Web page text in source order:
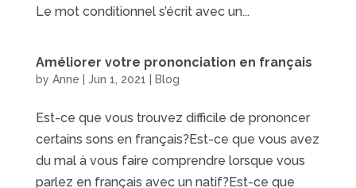
Le mot conditionnel s’écrit avec un...
Améliorer votre prononciation en français
by Anne Jun 1, 2021 Blog
Est-ce que vous trouvez difficile de prononcer
certains sons en français?Est-ce que vous avez
du mal à vous faire comprendre lorsque vous
parlez en français avec un natif?Est-ce que